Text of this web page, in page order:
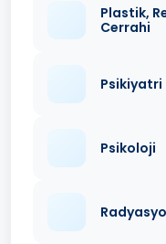
Plastik,
Cerrahi
Psikiyatri
Psikoloji